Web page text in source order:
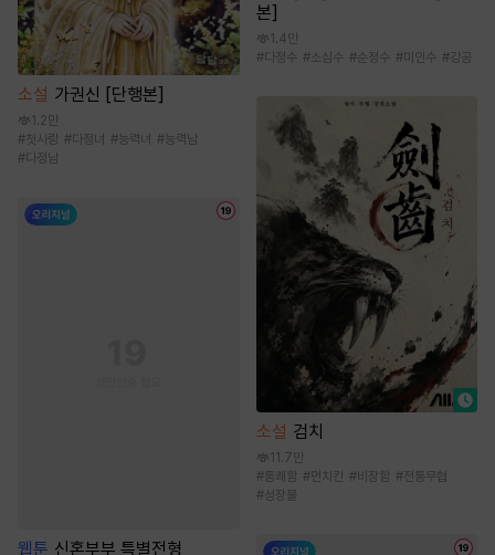
소설 가권신 [단행본]
1.2만
#첫사랑 #다정녀 #능력녀 #능력남
#다정남
웹툰 신혼부부 특별전형
본]
1.4만
#다정수 #소심수 #순정수 #미인수 #강공
소설 검치
11.7만
#통쾌함 #먼치킨 #비장함 #전통무협
#성장물